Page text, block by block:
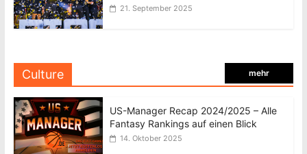
21. September 2025
Culture mehr
US-Manager Recap 2024/2025 – Alle
Fantasy Rankings auf einen Blick
14. Oktober 2025